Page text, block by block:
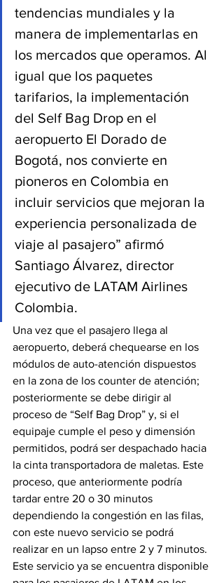
tendencias mundiales y la
manera de implementarlas en
los mercados que operamos. Al
igual que los paquetes
tarifarios, la implementación
del Self Bag Drop en el
aeropuerto El Dorado de
Bogotá, nos convierte en
pioneros en Colombia en
incluir servicios que mejoran la
experiencia personalizada de
viaje al pasajero” afirmó
Santiago Álvarez, director
ejecutivo de LATAM Airlines
Colombia.
Una vez que el pasajero llega al
aeropuerto, deberá chequearse en los
módulos de auto-atención dispuestos
en la zona de los counter de atención;
posteriormente se debe dirigir al
proceso de “Self Bag Drop” y, si el
equipaje cumple el peso y dimensión
permitidos, podrá ser despachado hacia
la cinta transportadora de maletas. Este
proceso, que anteriormente podría
tardar entre 20 o 30 minutos
dependiendo la congestión en las filas,
con este nuevo servicio se podrá
realizar en un lapso entre 2 y 7 minutos.
Este servicio ya se encuentra disponible